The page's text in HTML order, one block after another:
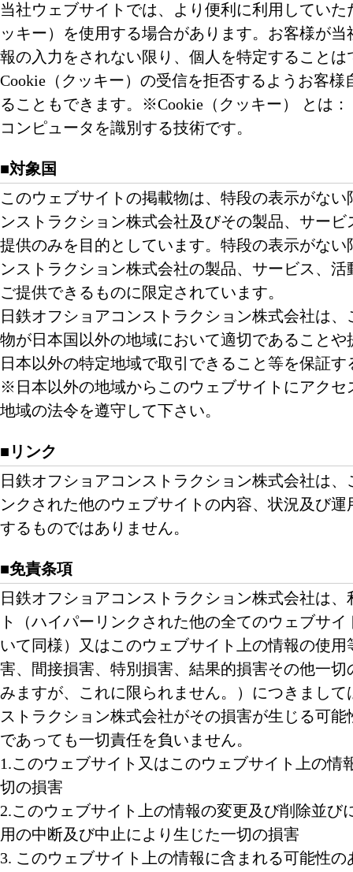
当社ウェブサイトでは、より便利に利用していた
ッキー）を使用する場合があります。お客様が
報の入力をされない限り、個人を特定することは
Cookie（クッキー）の受信を拒否するようお客
ることもできます。※Cookie（クッキー） とは：
コンピュータを識別する技術です。
■対象国
このウェブサイトの掲載物は、特段の表示がな
ンストラクション株式会社及びその製品、サー
提供のみを目的としています。特段の表示がな
ンストラクション株式会社の製品、サービス、
ご提供できるものに限定されています。
日鉄オフショアコンストラクション株式会社は
物が日本国以外の地域において適切であること
日本以外の特定地域で取引できること等を保証
※日本以外の地域からこのウェブサイトにアクセ
地域の法令を遵守して下さい。
■リンク
日鉄オフショアコンストラクション株式会社は
ンクされた他のウェブサイトの内容、状況及び
するものではありません。
■免責条項
日鉄オフショアコンストラクション株式会社は
ト（ハイパーリンクされた他の全てのウェブサ
いて同様）又はこのウェブサイト上の情報の使
害、間接損害、特別損害、結果的損害その他一
みますが、これに限られません。）につきまし
ストラクション株式会社がその損害が生じる可
であっても一切責任を負いません。
1.このウェブサイト又はこのウェブサイト上の情
切の損害
2.このウェブサイト上の情報の変更及び削除並び
用の中断及び中止により生じた一切の損害
3. このウェブサイト上の情報に含まれる可能性